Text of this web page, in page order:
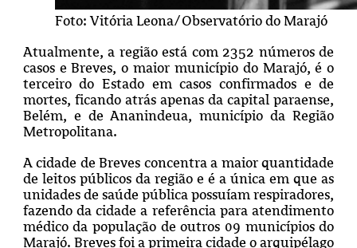
Foto: Vitória Leona/Observatório do Marajó
Atualmente, a região está com 2352 números de
casos e Breves, o maior município do Marajó, é o
terceiro do Estado em casos confirmados e de
mortes, ficando atrás apenas da capital paraense,
Belém, e de Ananindeua, município da Região
Metropolitana.
A cidade de Breves concentra a maior quantidade
de leitos públicos da região e é a única em que as
unidades de saúde pública possuíam respiradores,
fazendo da cidade a referência para atendimento
médico da população de outros 09 municípios do
Marajó. Breves foi a primeira cidade o arquipélago